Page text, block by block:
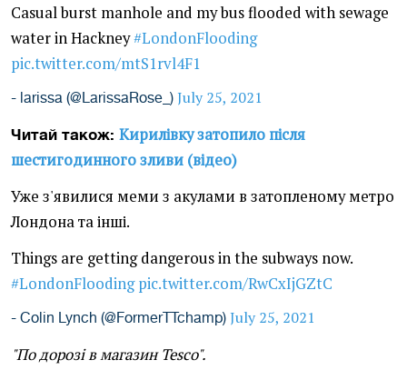
Casual burst manhole and my bus flooded with sewage
water in Hackney#LondonFlooding
pic.twitter.com/mtS1rvl4F1
- larissa (@LarissaRose_) July 25, 2021
Читай також: Кирилівку затопило після
шестигодинного зливи (відео)
Уже з'явилися меми з акулами в затопленому метро
Лондона та інші.
Things are getting dangerous in the subways now.
#LondonFlooding pic.twitter.com/RwCxIjGZtC
- Colin Lynch (@FormerTTchamp) July 25, 2021
"По дорозі в магазин Tesco".